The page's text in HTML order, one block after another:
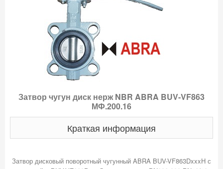
Затвор чугун диск нерж NBR ABRA BUV-VF863
МФ.200.16
Краткая информация
Затвор дисковый поворотный чугунный ABRA BUV-VF863DxxxH с